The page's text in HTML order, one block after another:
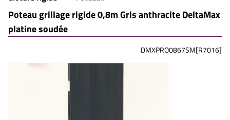
Poteau grillage rigide 0,8m Gris anthracite DeltaMax
platine soudée
DMXPRO0867SM[R7016]